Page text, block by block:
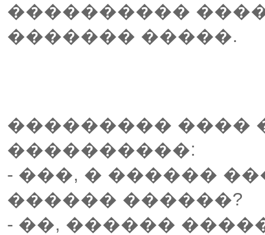
����������
������� �����.
��������� ����
����������:
- ���, � ������
������ ������?
- ��, ������